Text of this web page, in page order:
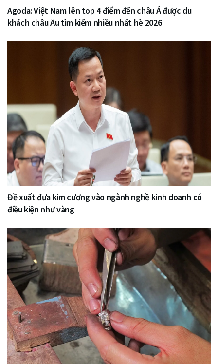
Agoda: Việt Nam lên top 4 điểm đến châu Á được du
khách châu Âu tìm kiếm nhiều nhất hè 2026
Đề xuất đưa kim cương vào ngành nghề kinh doanh có
điều kiện như vàng